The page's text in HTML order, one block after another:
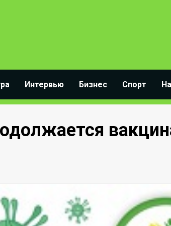
Интервью Бизнес Спорт